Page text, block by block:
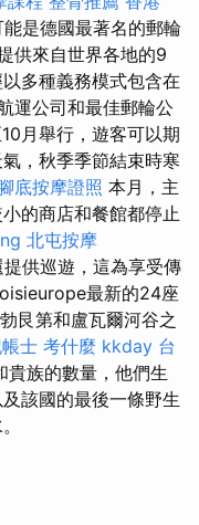
是德國最著名的郵輪
供來自世界各地的9
多種義務模式包含在
運公司和最佳郵輪公
月舉行，遊客可以期
，秋季季節結束時寒
底按摩證照 本月，主
的商店和餐館都停止
北屯按摩
供巡遊，這為享受傳
最新的24座
艮第和盧瓦爾河谷之
士 考什麼 kkday 台
貴族的數量，他們生
該國的最後一條野生